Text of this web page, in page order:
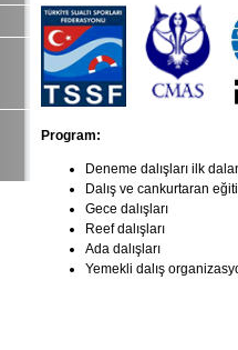
Program:
Deneme dalışları ilk
Dalış ve cankurtaran
Gece dalışları
Reef dalışları
Ada dalışları
Yemekli dalış